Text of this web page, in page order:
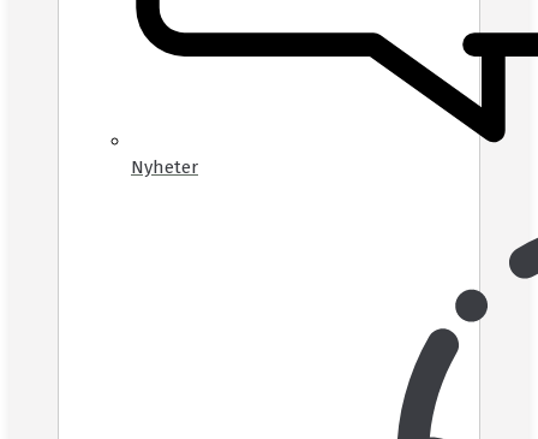
Nyheter